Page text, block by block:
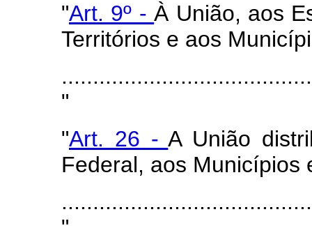
"Art. 9º -À União, aos
Territórios e aos
"
"Art. 26 -A União
Federal, aos Municípios
"